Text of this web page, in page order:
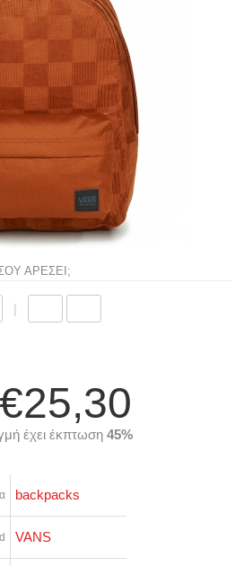
ΑΡΕΣΕΙ;
€25,30
έχει έκπτωση 45%
backpacks
VANS